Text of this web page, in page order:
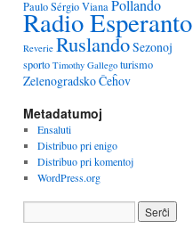
Paulo Sérgio Viana Pollando
Radio Esperanto
Reverie RuslandoSezonoj
sporto Timothy Gallego turismo
ZelenogradskoĈeĥov
Metadatumoj
Ensaluti
Distribuo pri enigo
Distribuo pri komentoj
WordPress.org